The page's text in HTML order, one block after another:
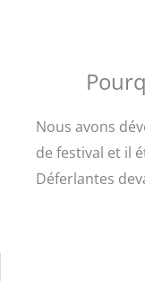
Nous avons
de festival et il
Déferlantes